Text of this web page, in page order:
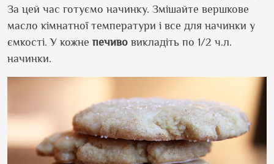
За цей час готуємо начинку. Змішайте вершкове
масло кімнатної температури і все для начинки у
ємкості. У кожне печиво викладіть по 1/2 ч.л.
начинки.